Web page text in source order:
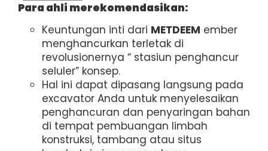
Para ahli merekomendasikan:
Keuntungan inti dari METDEEM ember
menghancurkan terletak di
revolusionernya “ stasiun penghancur
seluler” konsep.
Hal ini dapat dipasang langsung pada
excavator Anda untuk menyelesaikan
penghancuran dan penyaringan bahan
di tempat pembuangan limbah
konstruksi, tambang atau situs